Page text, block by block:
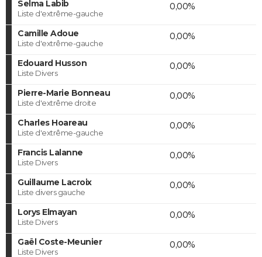
Selma Labib
Liste d'extrême-gauche
0,00%
Camille Adoue
Liste d'extrême-gauche
0,00%
Edouard Husson
Liste Divers
0,00%
Pierre-Marie Bonneau
Liste d'extrême droite
0,00%
Charles Hoareau
Liste d'extrême-gauche
0,00%
Francis Lalanne
Liste Divers
0,00%
Guillaume Lacroix
Liste divers gauche
0,00%
Lorys Elmayan
Liste Divers
0,00%
Gaël Coste-Meunier
Liste Divers
0,00%